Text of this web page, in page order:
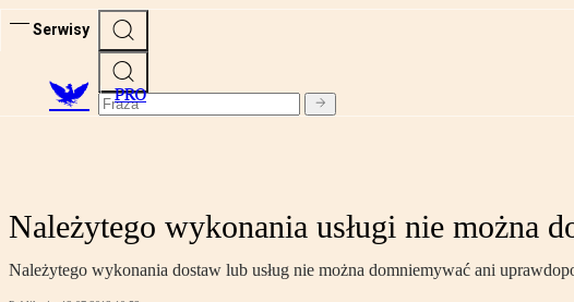
Serwisy
PRO
Należytego wykonania usługi nie można
Należytego wykonania dostaw lub usług nie można domniemywać ani